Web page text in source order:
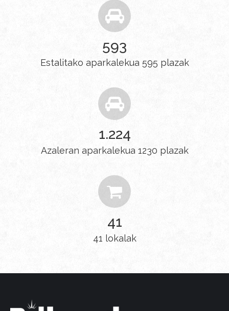
595
Estalitako aparkalekua 595 plazak
1.230
Azaleran aparkalekua 1230 plazak
41
41 lokalak